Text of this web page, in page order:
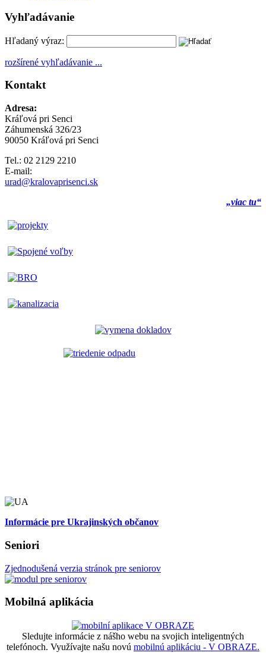
Vyhľadávanie
Hľadaný výraz:
rozšírené vyhľadávanie ...
Kontakt
Adresa:
Kráľová pri Senci
Záhumenská 326/23
90050 Kráľová pri Senci
Tel.: 02 2129 2210
E-mail:
urad@kralovaprisenci.sk
„viac tu“
Informácie pre Ukrajinských občanov
Seniori
Zjednodušená verzia stránok pre seniorov
Mobilná aplikácia
Sledujte informácie z nášho webu na svojich inteligentných
telefónoch. Využívajte našu novú mobilnú aplikáciu - V OBRAZE.